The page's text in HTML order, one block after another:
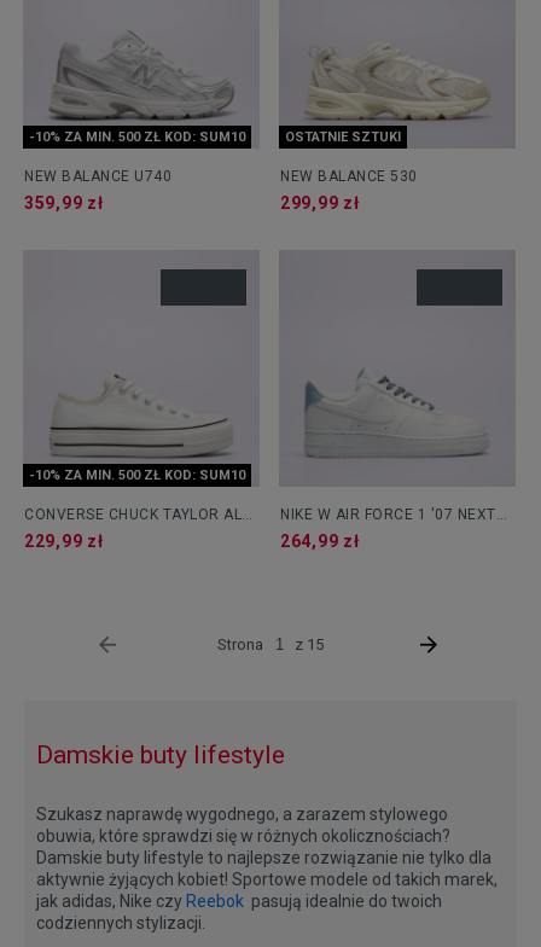
-10% ZA MIN. 500 ZŁ KOD: SUM10
NEW BALANCE U740
359,99 zł
OSTATNIE SZTUKI
NEW BALANCE 530
299,99 zł
-10% ZA MIN. 500 ZŁ KOD: SUM10
CONVERSE CHUCK TAYLOR ALL
STAR LIFT
229,99 zł
NIKE W AIR FORCE 1 '07 NEXT
NATURE
264,99 zł
Strona z 15
Damskie buty lifestyle
Szukasz naprawdę wygodnego, a zarazem stylowego
obuwia, które sprawdzi się w różnych okolicznościach?
Damskie buty lifestyle to najlepsze rozwiązanie nie tylko dla
aktywnie żyjących kobiet! Sportowe modele od takich marek,
jak adidas, Nike czy Reebok pasują idealnie do twoich
codziennych stylizacji.